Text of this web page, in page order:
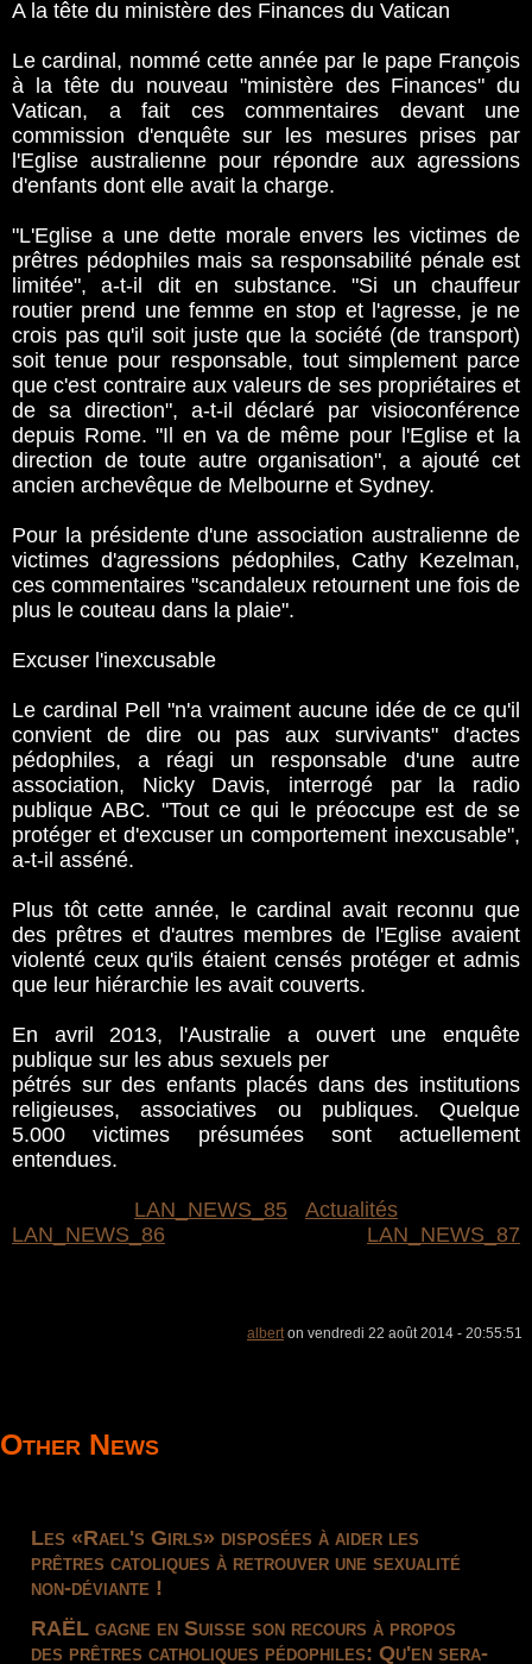
A la tête du ministère des Finances du Vatican
Le cardinal, nommé cette année par le pape François
à la tête du nouveau "ministère des Finances" du
Vatican, a fait ces commentaires devant une
commission d'enquête sur les mesures prises par
l'Eglise australienne pour répondre aux agressions
d'enfants dont elle avait la charge.
"L'Eglise a une dette morale envers les victimes de
prêtres pédophiles mais sa responsabilité pénale est
limitée", a-t-il dit en substance. "Si un chauffeur
routier prend une femme en stop et l'agresse, je ne
crois pas qu'il soit juste que la société (de transport)
soit tenue pour responsable, tout simplement parce
que c'est contraire aux valeurs de ses propriétaires et
de sa direction", a-t-il déclaré par visioconférence
depuis Rome. "Il en va de même pour l'Eglise et la
direction de toute autre organisation", a ajouté cet
ancien archevêque de Melbourne et Sydney.
Pour la présidente d'une association australienne de
victimes d'agressions pédophiles, Cathy Kezelman,
ces commentaires "scandaleux retournent une fois de
plus le couteau dans la plaie".
Excuser l'inexcusable
Le cardinal Pell "n'a vraiment aucune idée de ce qu'il
convient de dire ou pas aux survivants" d'actes
pédophiles, a réagi un responsable d'une autre
association, Nicky Davis, interrogé par la radio
publique ABC. "Tout ce qui le préoccupe est de se
protéger et d'excuser un comportement inexcusable",
a-t-il asséné.
Plus tôt cette année, le cardinal avait reconnu que
des prêtres et d'autres membres de l'Eglise avaient
violenté ceux qu'ils étaient censés protéger et admis
que leur hiérarchie les avait couverts.
En avril 2013, l'Australie a ouvert une enquête
publique sur les abus sexuels per
pétrés sur des enfants placés dans des institutions
religieuses, associatives ou publiques. Quelque
5.000 victimes présumées sont actuellement
entendues.
LAN_NEWS_85
Actualités
LAN_NEWS_86
LAN_NEWS_87
alberton vendredi 22 août 2014 - 20:55:51
Other News
Les «Rael's Girls» disposées à aider les
prêtres catoliques à retrouver une sexualité
non-déviante !
RAËL gagne en Suisse son recours à propos
des prêtres catholiques pédophiles: Qu'en sera-